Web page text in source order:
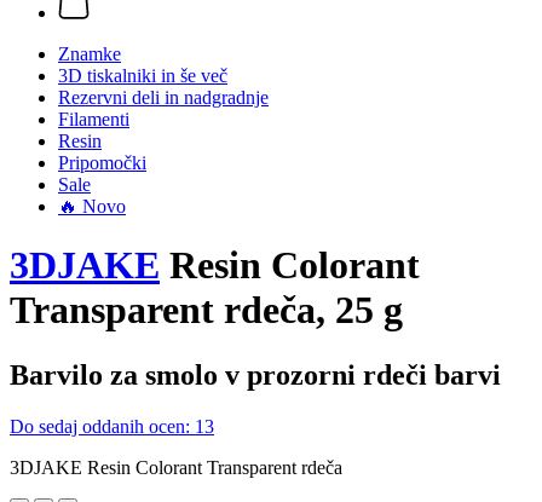
Znamke
3D tiskalniki in še več
Rezervni deli in nadgradnje
Filamenti
Resin
Pripomočki
Sale
🔥 Novo
3DJAKE Resin Colorant
Transparent rdeča, 25 g
Barvilo za smolo v prozorni rdeči barvi
Do sedaj oddanih ocen: 13
3DJAKE Resin Colorant Transparent rdeča